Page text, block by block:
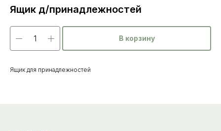
Ящик д/принадлежностей
В корзину
Ящик для принадлежностей
Каталог
товаров
Ветеринарные препараты